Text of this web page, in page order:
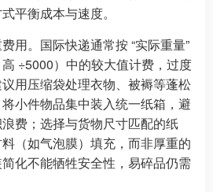
平衡成本与速度。
用。国际快递通常按 “实际重量”
高 ÷5000）中的较大值计费，过度
用压缩袋处理衣物、被褥等蓬松
小件物品集中装入统一纸箱，避
费；选择与货物尺寸匹配的纸
（如气泡膜）填充，而非厚重的
化不能牺牲安全性，易碎品仍需